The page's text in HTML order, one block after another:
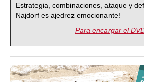
Estrategia, combinaciones, ataque y
Najdorf es ajedrez emocionante!
Para encargar el